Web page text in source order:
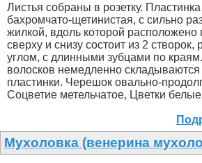
Листья собраны в розетку.
бахромчато-щетинистая, с сильно
жилкой, вдоль которой расположено
сверху и снизу состоит из 2
углом, с длинными зубцами по
волосков немедленно
пластинки. Черешок овально-
Соцветие метельчатое, Цветки
Мухоловка (венерина